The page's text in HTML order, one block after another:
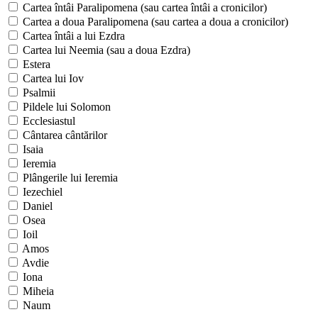
Cartea întâi Paralipomena (sau cartea întâi a cronicilor)
Cartea a doua Paralipomena (sau cartea a doua a cronicilor)
Cartea întâi a lui Ezdra
Cartea lui Neemia (sau a doua Ezdra)
Estera
Cartea lui Iov
Psalmii
Pildele lui Solomon
Ecclesiastul
Cântarea cântărilor
Isaia
Ieremia
Plângerile lui Ieremia
Iezechiel
Daniel
Osea
Ioil
Amos
Avdie
Iona
Miheia
Naum